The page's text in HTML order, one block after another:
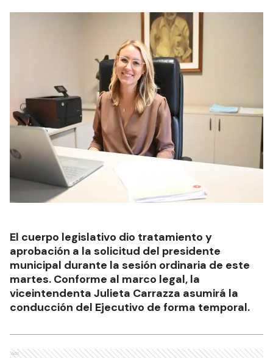
El cuerpo legislativo dio tratamiento y
aprobación a la solicitud del presidente
municipal durante la sesión ordinaria de este
martes. Conforme al marco legal, la
viceintendenta Julieta Carrazza asumirá la
conducción del Ejecutivo de forma temporal.
Ads